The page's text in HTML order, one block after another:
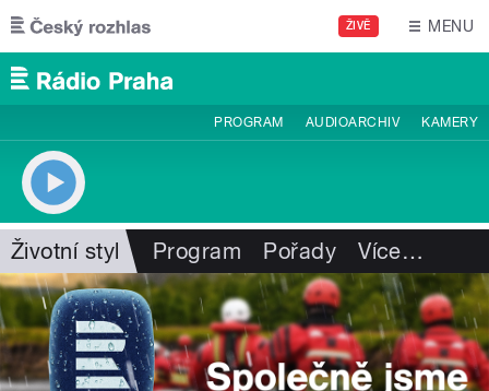
Přejít k hlavnímu obsahu
ŽIVĚ MENU
PROGRAM AUDIOARCHIV KAMERY
Životní styl Program Pořady Více…